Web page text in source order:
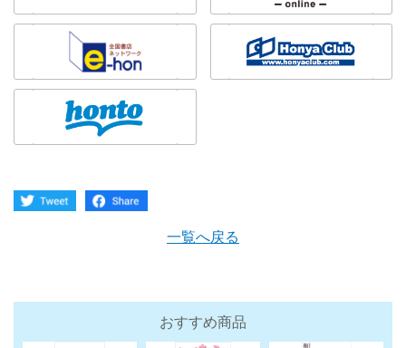
一覧へ戻る
おすすめ商品